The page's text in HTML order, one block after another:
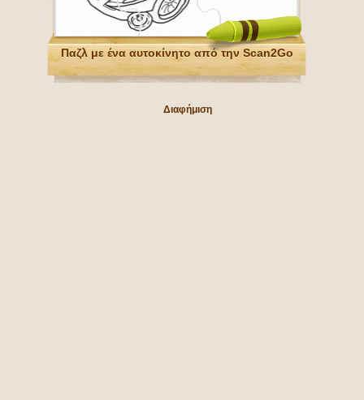
Παζλ με ένα αυτοκίνητο από την Scan2Go
Διαφήμιση